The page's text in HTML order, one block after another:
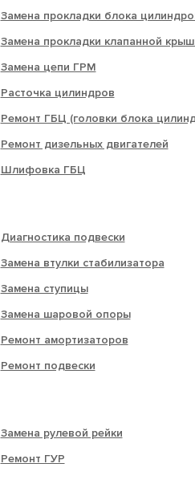
Замена прокладки блока
Замена прокладки клапанной
Замена цепи ГРМ
Расточка цилиндров
Ремонт ГБЦ (головки блока
Ремонт дизельных двигателей
Шлифовка ГБЦ
Диагностика подвески
Замена втулки стабилизатора
Замена ступицы
Замена шаровой опоры
Ремонт амортизаторов
Ремонт подвески
Замена рулевой рейки
Ремонт ГУР